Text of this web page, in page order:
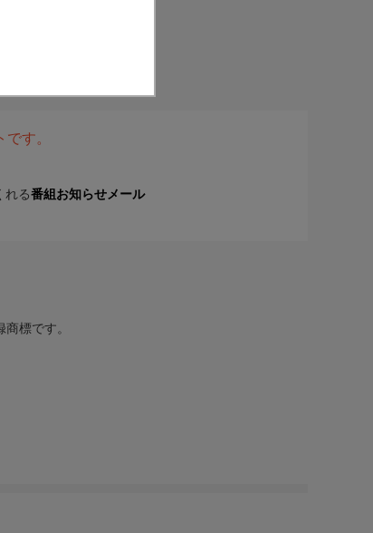
す。
れる番組お知らせメール
標です。